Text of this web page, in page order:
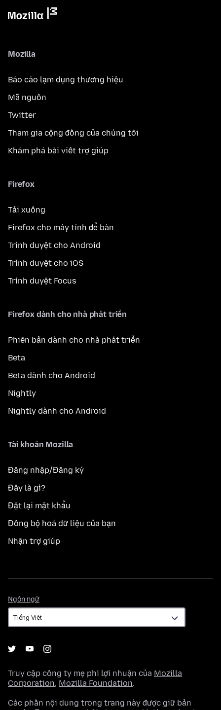
Mozilla
Báo cáo lạm dụng thương hiệu
Mã nguồn
Twitter
Tham gia cộng đồng của chúng tôi
Khám phá bài viết trợ giúp
Firefox
Tải xuống
Firefox cho máy tính để bàn
Trình duyệt cho Android
Trình duyệt cho iOS
Trình duyệt Focus
Firefox dành cho nhà phát triển
Phiên bản dành cho nhà phát triển
Beta
Beta dành cho Android
Nightly
Nightly dành cho Android
Tài khoản Mozilla
Đăng nhập/Đăng ký
Đây là gì?
Đặt lại mật khẩu
Đồng bộ hoá dữ liệu của bạn
Nhận trợ giúp
Ngôn ngữ
ngữ
Truy cập công ty mẹ phi lợi nhuận của Mozilla
Corporation, Mozilla Foundation.
Các phần nội dung trong trang này được giữ bản